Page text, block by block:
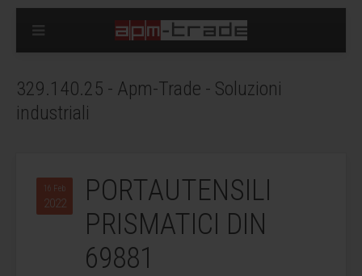
329.140.25 - Apm-Trade - Soluzioni
industriali
16 Feb
2022
PORTAUTENSILI
PRISMATICI DIN
69881